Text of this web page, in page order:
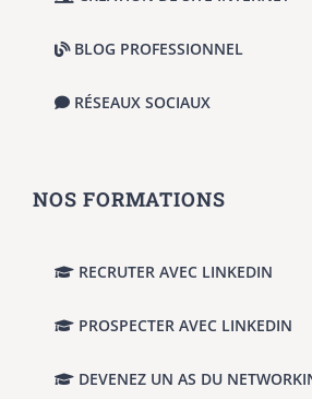
BLOG PROFESSIONNEL
RÉSEAUX SOCIAUX
NOS FORMATIONS
RECRUTER AVEC LINKEDIN
PROSPECTER AVEC LINKEDIN
DEVENEZ UN AS DU